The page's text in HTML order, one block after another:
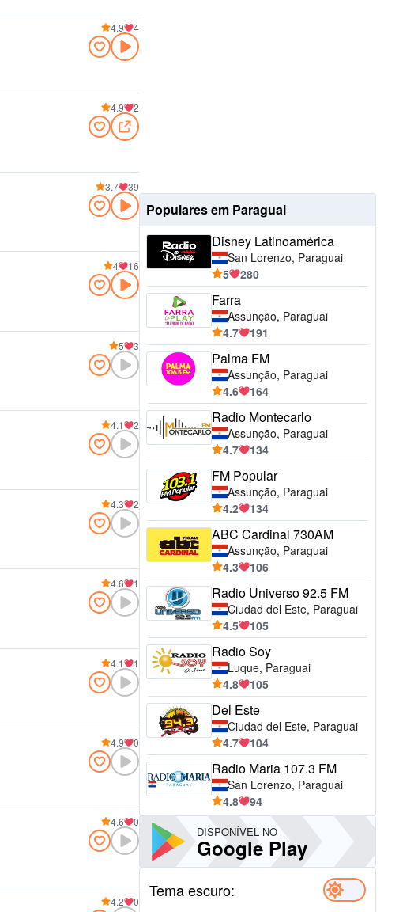
4.9 4
4.9 2
3.7 39
4 16
5 3
4.1 2
4.3 2
4.6 1
4.1 1
4.9 0
4.6 0
4.2 0
Populares em Paraguai
Disney Latinoamérica
San Lorenzo, Paraguai
5
280
Farra
Assunção, Paraguai
4.7
191
Palma FM
Assunção, Paraguai
4.6
164
Radio Montecarlo
Assunção, Paraguai
4.7
134
FM Popular
Assunção, Paraguai
4.2
134
ABC Cardinal 730AM
Assunção, Paraguai
4.3
106
Radio Universo 92.5 FM
Ciudad del Este, Paraguai
4.5
105
Radio Soy
Luque, Paraguai
4.8
105
Del Este
Ciudad del Este, Paraguai
4.7
104
Radio Maria 107.3 FM
San Lorenzo, Paraguai
4.8
94
DISPONÍVEL NO
Google Play
Tema escuro: